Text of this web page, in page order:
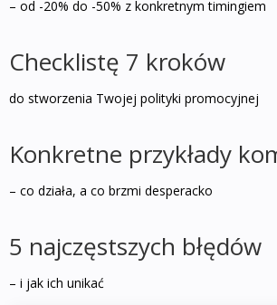
– od -20% do -50% z konkretnym timingiem
Checklistę 7 kroków
do stworzenia Twojej polityki promocyjnej
Konkretne przykłady
– co działa, a co brzmi desperacko
5 najczęstszych błędów
– i jak ich unikać